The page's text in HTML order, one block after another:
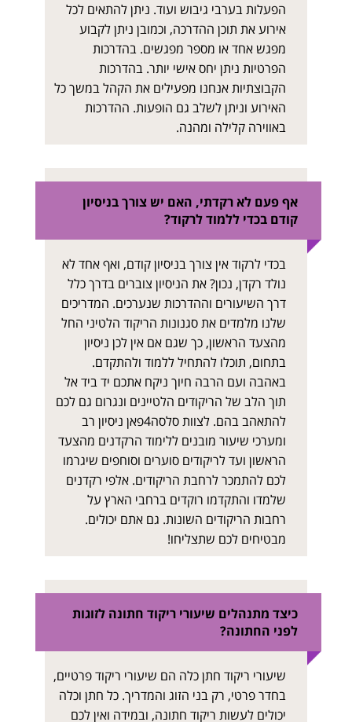
הפעלות בערבי גיבוש ועוד. ניתן להתאים לכל
אירוע את תוכן ההדרכה, וכמובן ניתן לקבוע
מפגש אחד או מספר מפגשים. בהדרכות
הפרטיות ניתן יחס אישי יותר. בהדרכות
הקבוצתיות אנחנו מפעילים את הקהל במשך כל
האירוע וניתן לשלב גם הופעות. ההדרכות
באווירה קלילה ומהנה.
אף פעם לא רקדתי, האם יש צורך בניסיון
קודם בכדי ללמוד לרקוד?
בכדי לרקוד אין צורך בניסיון קודם, ואף אחד לא
נולד רקדן, נכון? את הניסיון צוברים בדרך כלל
דרך השיעורים וההדרכות שנערכים. המדריכים
שלנו מלמדים את סגנונות הריקוד הלטיני החל
מהצעד הראשון, כך שגם אם אין לכן ניסיון
בתחום, תוכלו להתחיל ללמוד ולהתקדם.
באהבה ועם הרבה חיוך ניקח אתכם יד ביד אל
תוך הלב של הריקודים הלטיינים ונגרום גם לכם
להתאהב בהם. לצוות סלסה4פאן ניסיון רב
ומערכי שיעור מובנים ללימוד הרקדנים מהצעד
הראשון ועד לריקודים סוערים וסוחפים שיגרמו
לכם להתמכר לרחבת הריקודים. אלפי רקדנים
שלמדו והתקדמו רוקדים ברחבי הארץ על
רחבות הריקודים השונות. גם אתם יכולים.
מבטיחים לכם שתצליחו!
כיצד מתנהלים שיעורי ריקוד חתונה לזוגות
לפני החתונה?
שיעורי ריקוד חתן כלה הם שיעורי ריקוד פרטיים,
בחדר פרטי, רק בני הזוג והמדריך. כל חתן וכלה
יכולים לעשות ריקוד חתונה, ובמידה ואין לכם